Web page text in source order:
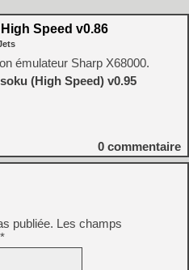
Speed v0.86
émulateur Sharp X68000.
(High Speed) v0.95
0 commentaire
publiée. Les champs
*